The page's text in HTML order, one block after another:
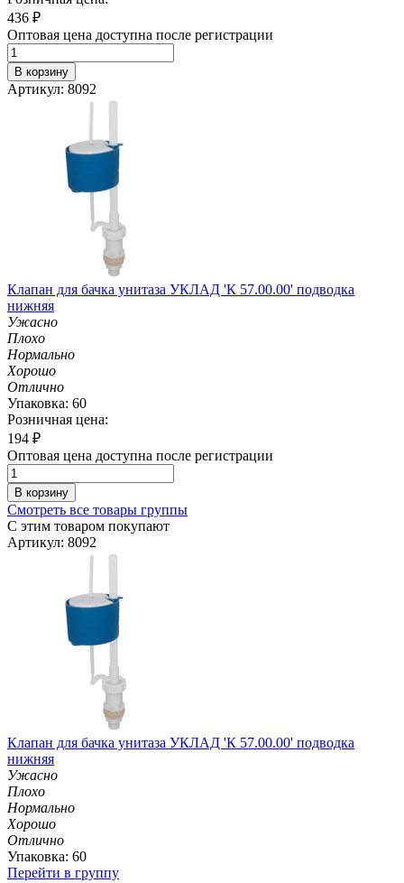
436 ₽
Оптовая цена доступна после регистрации
В корзину
Артикул: 8092
Клапан для бачка унитаза УКЛАД 'К 57.00.00' подводка
нижняя
Ужасно
Плохо
Нормально
Хорошо
Отлично
Упаковка: 60
Розничная цена:
194 ₽
Оптовая цена доступна после регистрации
В корзину
Смотреть все товары группы
С этим товаром покупают
Артикул: 8092
Клапан для бачка унитаза УКЛАД 'К 57.00.00' подводка
нижняя
Ужасно
Плохо
Нормально
Хорошо
Отлично
Упаковка: 60
Перейти в группу